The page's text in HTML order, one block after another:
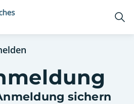
sichern